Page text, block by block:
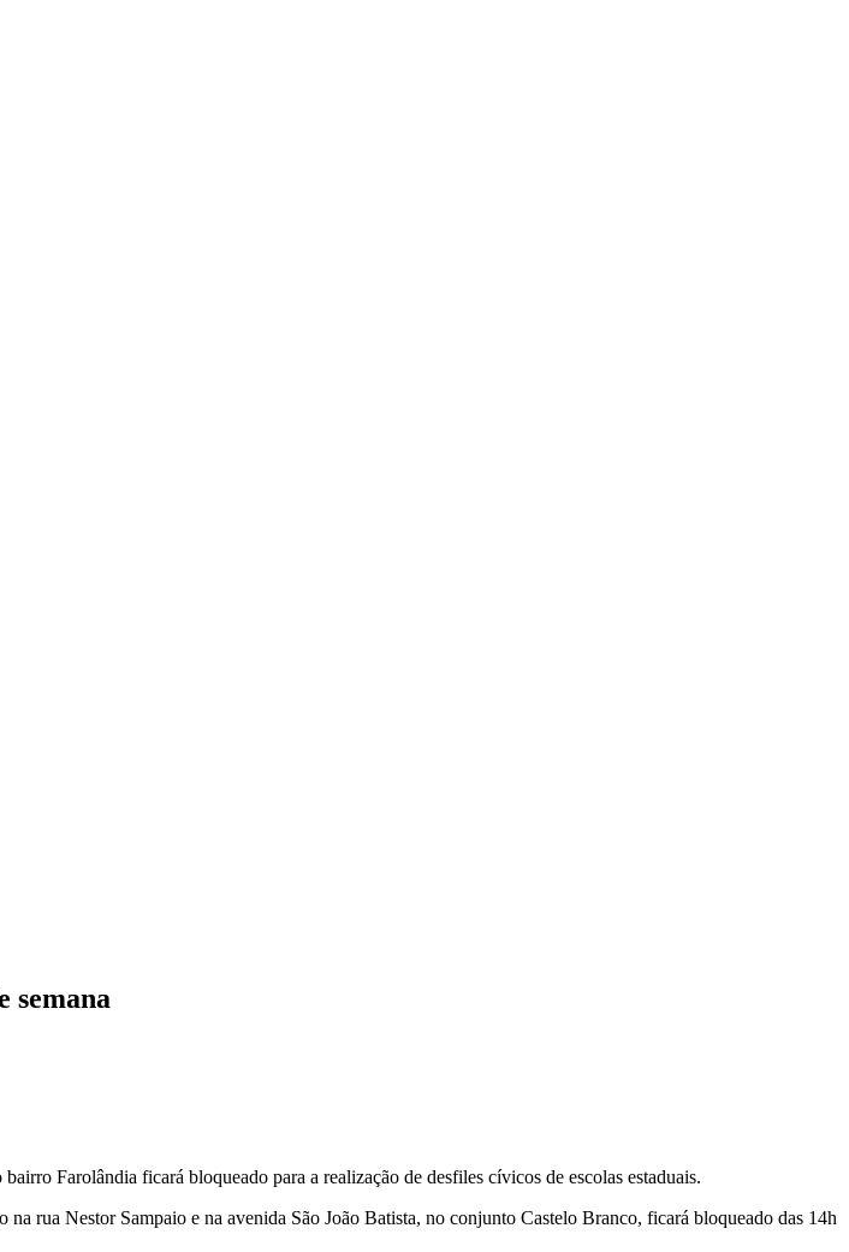
semana
Farolândia ficará bloqueado para a realização de desfiles cívicos de escolas estaduais.
rua Nestor Sampaio e na avenida São João Batista, no conjunto Castelo Branco, ficará bloqueado das 14h